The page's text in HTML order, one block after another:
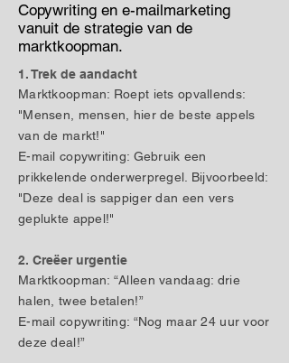
Copywriting en e-mailmarketing
vanuit de strategie van de
marktkoopman.
1. Trek de aandacht
Marktkoopman: Roept iets opvallends:
"Mensen, mensen, hier de beste appels
van de markt!"
E-mail copywriting: Gebruik een
prikkelende onderwerpregel. Bijvoorbeeld:
"Deze deal is sappiger dan een vers
geplukte appel!"
2. Creëer urgentie
Marktkoopman: “Alleen vandaag: drie
halen, twee betalen!”
E-mail copywriting: “Nog maar 24 uur voor
deze deal!”